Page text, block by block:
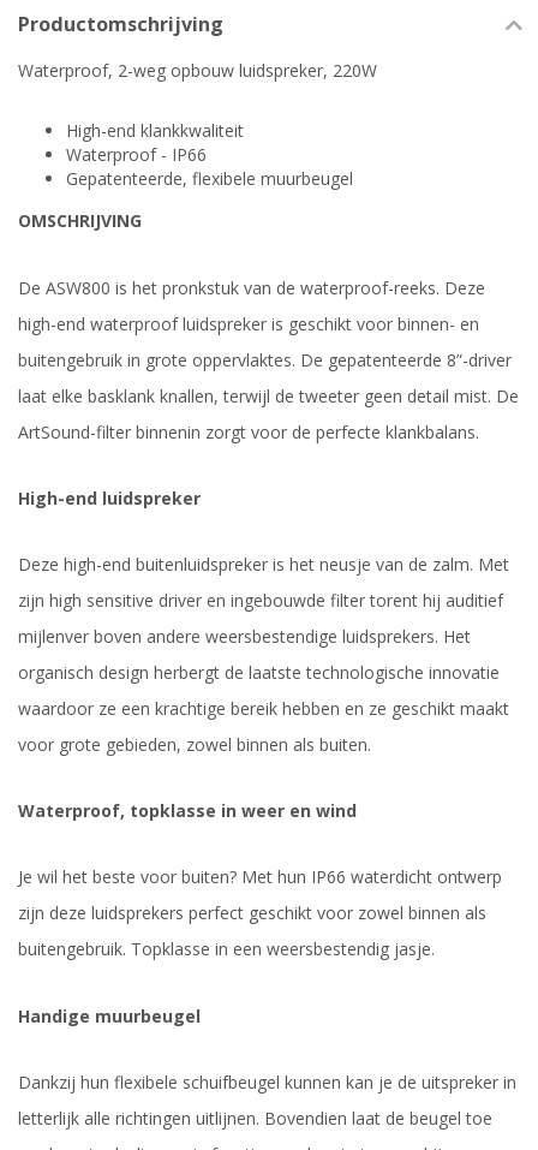
Productomschrijving
Waterproof, 2-weg opbouw luidspreker, 220W
High-end klankkwaliteit
Waterproof - IP66
Gepatenteerde, flexibele muurbeugel
OMSCHRIJVING
De ASW800 is het pronkstuk van de waterproof-reeks. Deze
high-end waterproof luidspreker is geschikt voor binnen- en
buitengebruik in grote oppervlaktes. De gepatenteerde 8”-driver
laat elke basklank knallen, terwijl de tweeter geen detail mist. De
ArtSound-filter binnenin zorgt voor de perfecte klankbalans.
High-end luidspreker
Deze high-end buitenluidspreker is het neusje van de zalm. Met
zijn high sensitive driver en ingebouwde filter torent hij auditief
mijlenver boven andere weersbestendige luidsprekers. Het
organisch design herbergt de laatste technologische innovatie
waardoor ze een krachtige bereik hebben en ze geschikt maakt
voor grote gebieden, zowel binnen als buiten.
Waterproof, topklasse in weer en wind
Je wil het beste voor buiten? Met hun IP66 waterdicht ontwerp
zijn deze luidsprekers perfect geschikt voor zowel binnen als
buitengebruik. Topklasse in een weersbestendig jasje.
Handige muurbeugel
Dankzij hun flexibele schuifbeugel kunnen kan je de uitspreker in
letterlijk alle richtingen uitlijnen. Bovendien laat de beugel toe